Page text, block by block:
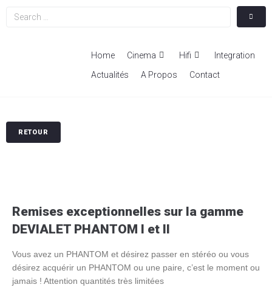
Home Cinema Hifi
Integration
Actualités
A Propos Contact
RETOUR
Remises exceptionnelles sur la gamme
DEVIALET PHANTOM I et II
Vous avez un PHANTOM et désirez passer en stéréo ou vous
désirez acquérir un PHANTOM ou une paire, c’est le moment ou
jamais ! Attention quantités très limitées